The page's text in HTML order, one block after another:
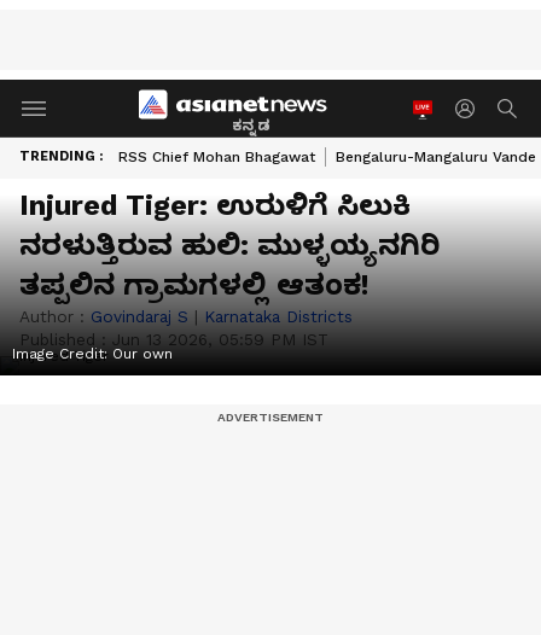
ಕನ್ನಡ
TRENDING : RSS Chief Mohan Bhagawat Bengaluru-Mangaluru
Injured Tiger: ಉರುಳಿಗೆ ಸಿಲುಕಿ
ನರಳುತ್ತಿರುವ ಹುಲಿ: ಮುಳ್ಳಯ್ಯನಗಿರಿ
ತಪ್ಪಲಿನ ಗ್ರಾಮಗಳಲ್ಲಿ ಆತಂಕ!
Author : Govindaraj S | Karnataka Districts
Published : Jun 13 2026, 05:59 PM IST
Image Credit: Our own